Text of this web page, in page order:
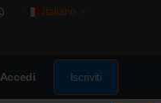
Italiano
Accedi Iscriviti